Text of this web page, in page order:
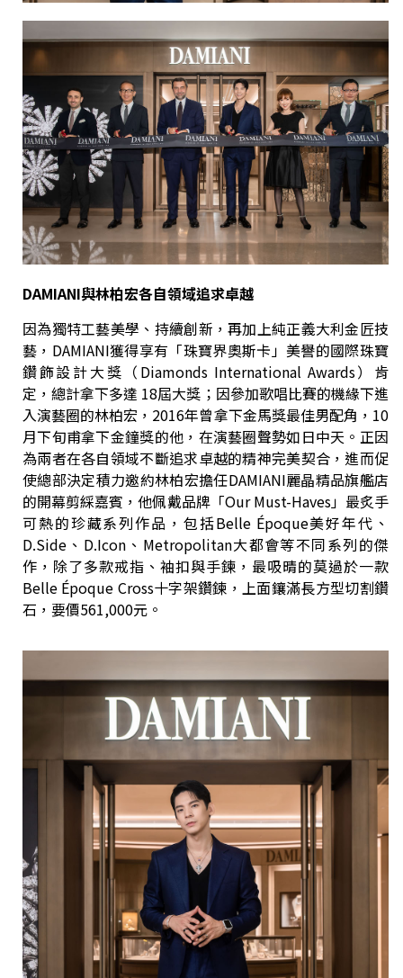
DAMIANI與林柏宏各自領域追求卓越
因為獨特工藝美學、持續創新，再加上純正義大利金匠技
藝，DAMIANI獲得享有「珠寶界奧斯卡」美譽的國際珠寶
鑽飾設計大獎（Diamonds International Awards）肯
定，總計拿下多達 18屆大獎；因參加歌唱比賽的機緣下進
入演藝圈的林柏宏，2016年曾拿下金馬獎最佳男配角，10
月下旬甫拿下金鐘獎的他，在演藝圈聲勢如日中天。正因
為兩者在各自領域不斷追求卓越的精神完美契合，進而促
使總部決定積力邀約林柏宏擔任DAMIANI麗晶精品旗艦店
的開幕剪綵嘉賓，他佩戴品牌「Our Must-Haves」最炙手
可熱的珍藏系列作品，包括Belle Époque美好年代、
D.Side、D.Icon、Metropolitan大都會等不同系列的傑
作，除了多款戒指、袖扣與手鍊，最吸晴的莫過於一款
Belle Époque Cross十字架鑽鍊，上面鑲滿長方型切割鑽
石，要價561,000元。